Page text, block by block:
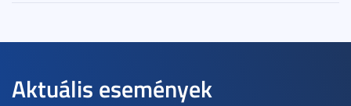
Aktuális események